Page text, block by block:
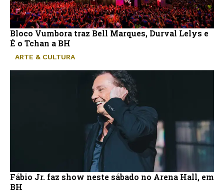
Bloco Vumbora traz Bell Marques, Durval Lelys e
É o Tchan a BH
ARTE & CULTURA
Fábio Jr. faz show neste sábado no Arena Hall, em
BH